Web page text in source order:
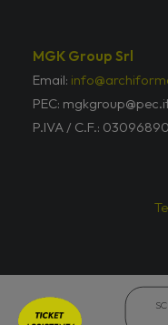
MGK Group Srl
Email:
PEC:
P.IVA / C.F.:
©